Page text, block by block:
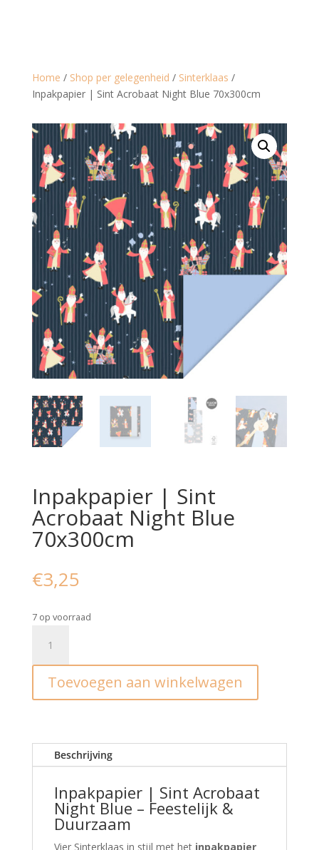
Home / Shop per gelegenheid / Sinterklaas /
Inpakpapier | Sint Acrobaat Night Blue 70x300cm
Inpakpapier | Sint
Acrobaat Night Blue
70x300cm
€3,25
7 op voorraad
Sint
Acrobaat
Night
aantal
Toevoegen aan winkelwagen
Beschrijving
Inpakpapier | Sint Acrobaat
Night Blue – Feestelijk &
Duurzaam
Vier Sinterklaas in stijl met het inpakpapier